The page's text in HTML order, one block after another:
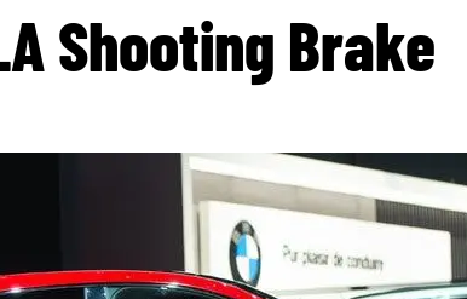
Shooting Brake